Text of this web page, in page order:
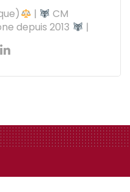
|
CM
depuis 2013
|